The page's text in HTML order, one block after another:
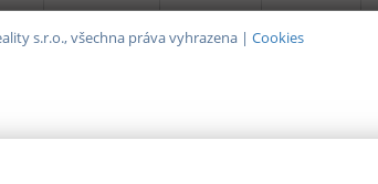
s.r.o., všechna práva vyhrazena | Cookies